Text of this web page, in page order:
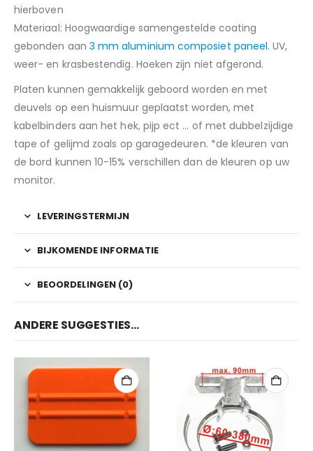
hierboven
Materiaal: Hoogwaardige samengestelde coating
gebonden aan 3 mm aluminium composiet paneel. UV,
weer- en krasbestendig. Hoeken zijn niet afgerond.
Platen kunnen gemakkelijk geboord worden en met
deuvels op een huismuur geplaatst worden, met
kabelbinders aan het hek, pijp ect … of met dubbelzijdige
tape of gelijmd zoals op garagedeuren. *de kleuren van
de bord kunnen 10-15% verschillen dan de kleuren op uw
monitor.
LEVERINGSTERMIJN
BIJKOMENDE INFORMATIE
BEOORDELINGEN (0)
ANDERE SUGGESTIES…